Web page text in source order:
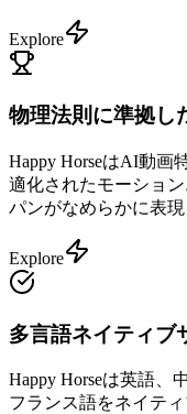
Explore
物理法則に準拠し
Happy HorseはAI動画
適化されたモーショ
パンがなめらかに表現
Explore
多言語ネイティブ
Happy Horseは英語、
フランス語をネイテ